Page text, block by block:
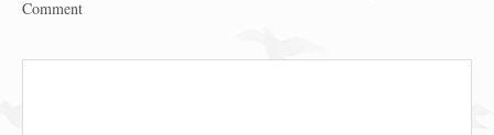
Comment